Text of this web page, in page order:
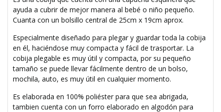
ayuda a cubrir de mejor manera al bebé o niño pequeño.
Cuanta con un bolsillo central de 25cm x 19cm aprox.
Especialmente diseñado para plegar y guardar toda la cobija
en él, haciéndose muy compacta y fácil de trasportar. La
cobija plegable es muy útil y compacta, por su pequeño
tamaño se puede llevar fácilmente dentro de un bolso,
mochila, auto, es muy útil en cualquier momento.
Es elaborada en 100% poliéster para que sea abrigada,
tambien cuenta con un forro elaborado en algodón para